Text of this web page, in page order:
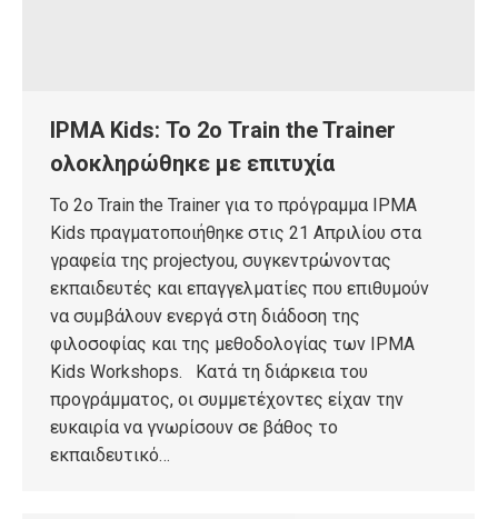
IPMA Kids: Το 2ο Train the Trainer
ολοκληρώθηκε με επιτυχία
Το 2ο Train the Trainer για το πρόγραμμα IPMA
Kids πραγματοποιήθηκε στις 21 Απριλίου στα
γραφεία της projectyou, συγκεντρώνοντας
εκπαιδευτές και επαγγελματίες που επιθυμούν
να συμβάλουν ενεργά στη διάδοση της
φιλοσοφίας και της μεθοδολογίας των IPMA
Kids Workshops. Κατά τη διάρκεια του
προγράμματος, οι συμμετέχοντες είχαν την
ευκαιρία να γνωρίσουν σε βάθος το
εκπαιδευτικό…